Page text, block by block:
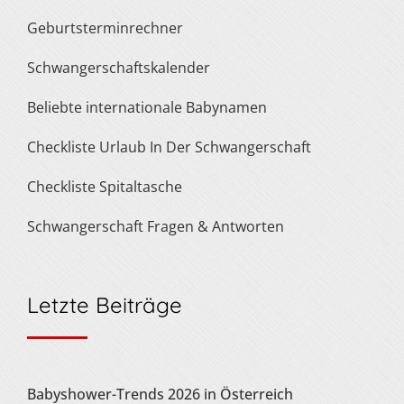
Geburtsterminrechner
Schwangerschaftskalender
Beliebte internationale Babynamen
Checkliste Urlaub In Der Schwangerschaft
Checkliste Spitaltasche
Schwangerschaft Fragen & Antworten
Letzte Beiträge
Babyshower-Trends 2026 in Österreich